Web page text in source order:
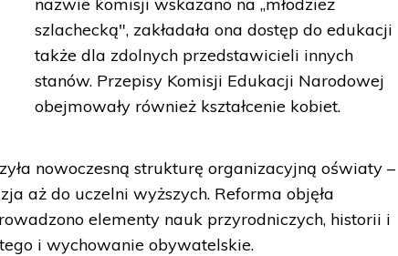
szlachecką", zakładała ona dostęp do edukacji
także dla zdolnych przedstawicieli innych
stanów. Przepisy Komisji Edukacji Narodowej
obejmowały również kształcenie kobiet.
nowoczesną strukturę organizacyjną oświaty –
aż do uczelni wyższych. Reforma objęła
elementy nauk przyrodniczych, historii i
i wychowanie obywatelskie.